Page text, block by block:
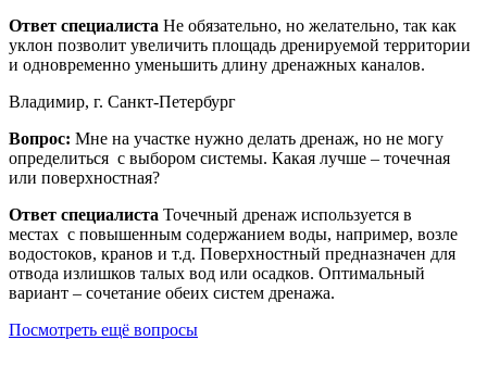
Ответ специалиста Не обязательно, но желательно, так как
уклон позволит увеличить площадь дренируемой территории
и одновременно уменьшить длину дренажных каналов.
Владимир, г. Санкт-Петербург
Вопрос: Мне на участке нужно делать дренаж, но не могу
определиться с выбором системы. Какая лучше – точечная
или поверхностная?
Ответ специалиста Точечный дренаж используется в
местах с повышенным содержанием воды, например, возле
водостоков, кранов и т.д. Поверхностный предназначен для
отвода излишков талых вод или осадков. Оптимальный
вариант – сочетание обеих систем дренажа.
Посмотреть ещё вопросы